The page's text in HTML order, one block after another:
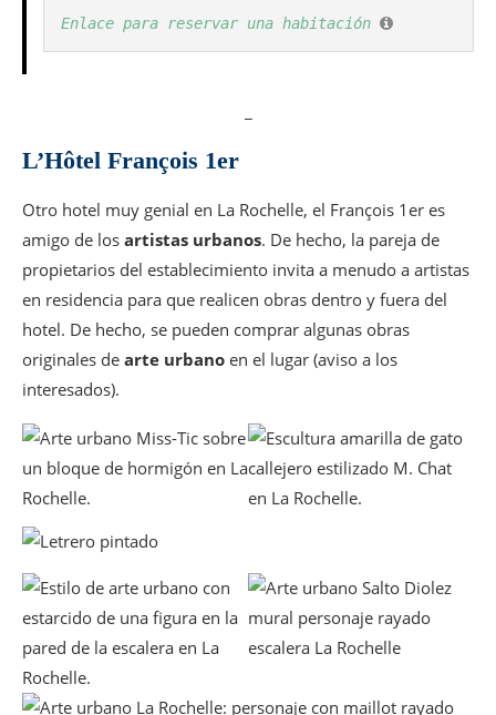
Enlace para reservar una habitación
L’Hôtel François 1er
Otro hotel muy genial en La Rochelle, el François 1er es
amigo de los artistas urbanos. De hecho, la pareja de
propietarios del establecimiento invita a menudo a artistas
en residencia para que realicen obras dentro y fuera del
hotel. De hecho, se pueden comprar algunas obras
originales de arte urbano en el lugar (aviso a los
interesados).